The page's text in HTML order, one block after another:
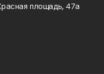
площадь, 47а